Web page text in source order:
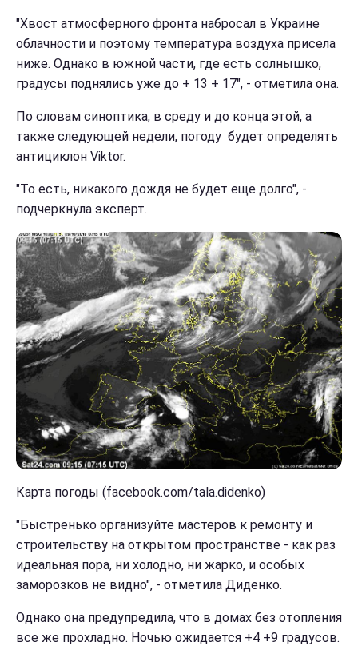
"Хвост атмосферного фронта набросал в Украине
облачности и поэтому температура воздуха присела
ниже. Однако в южной части, где есть солнышко,
градусы поднялись уже до + 13 + 17", - отметила она.
По словам синоптика, в среду и до конца этой, а
также следующей недели, погоду будет определять
антициклон Viktor.
"То есть, никакого дождя не будет еще долго", -
подчеркнула эксперт.
Карта погоды (facebook.com/tala.didenko)
"Быстренько организуйте мастеров к ремонту и
строительству на открытом пространстве - как раз
идеальная пора, ни холодно, ни жарко, и особых
заморозков не видно", - отметила Диденко.
Однако она предупредила, что в домах без отопления
все же прохладно. Ночью ожидается +4 +9 градусов.